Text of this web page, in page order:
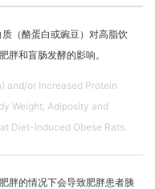
（酪蛋白或豌豆）对高脂饮
胖和盲肠发酵的影响。
and/or Increased Protein
Weight, Adiposity and
Diet-Induced Obese Rats.
胖的情况下会导致肥胖患者胰